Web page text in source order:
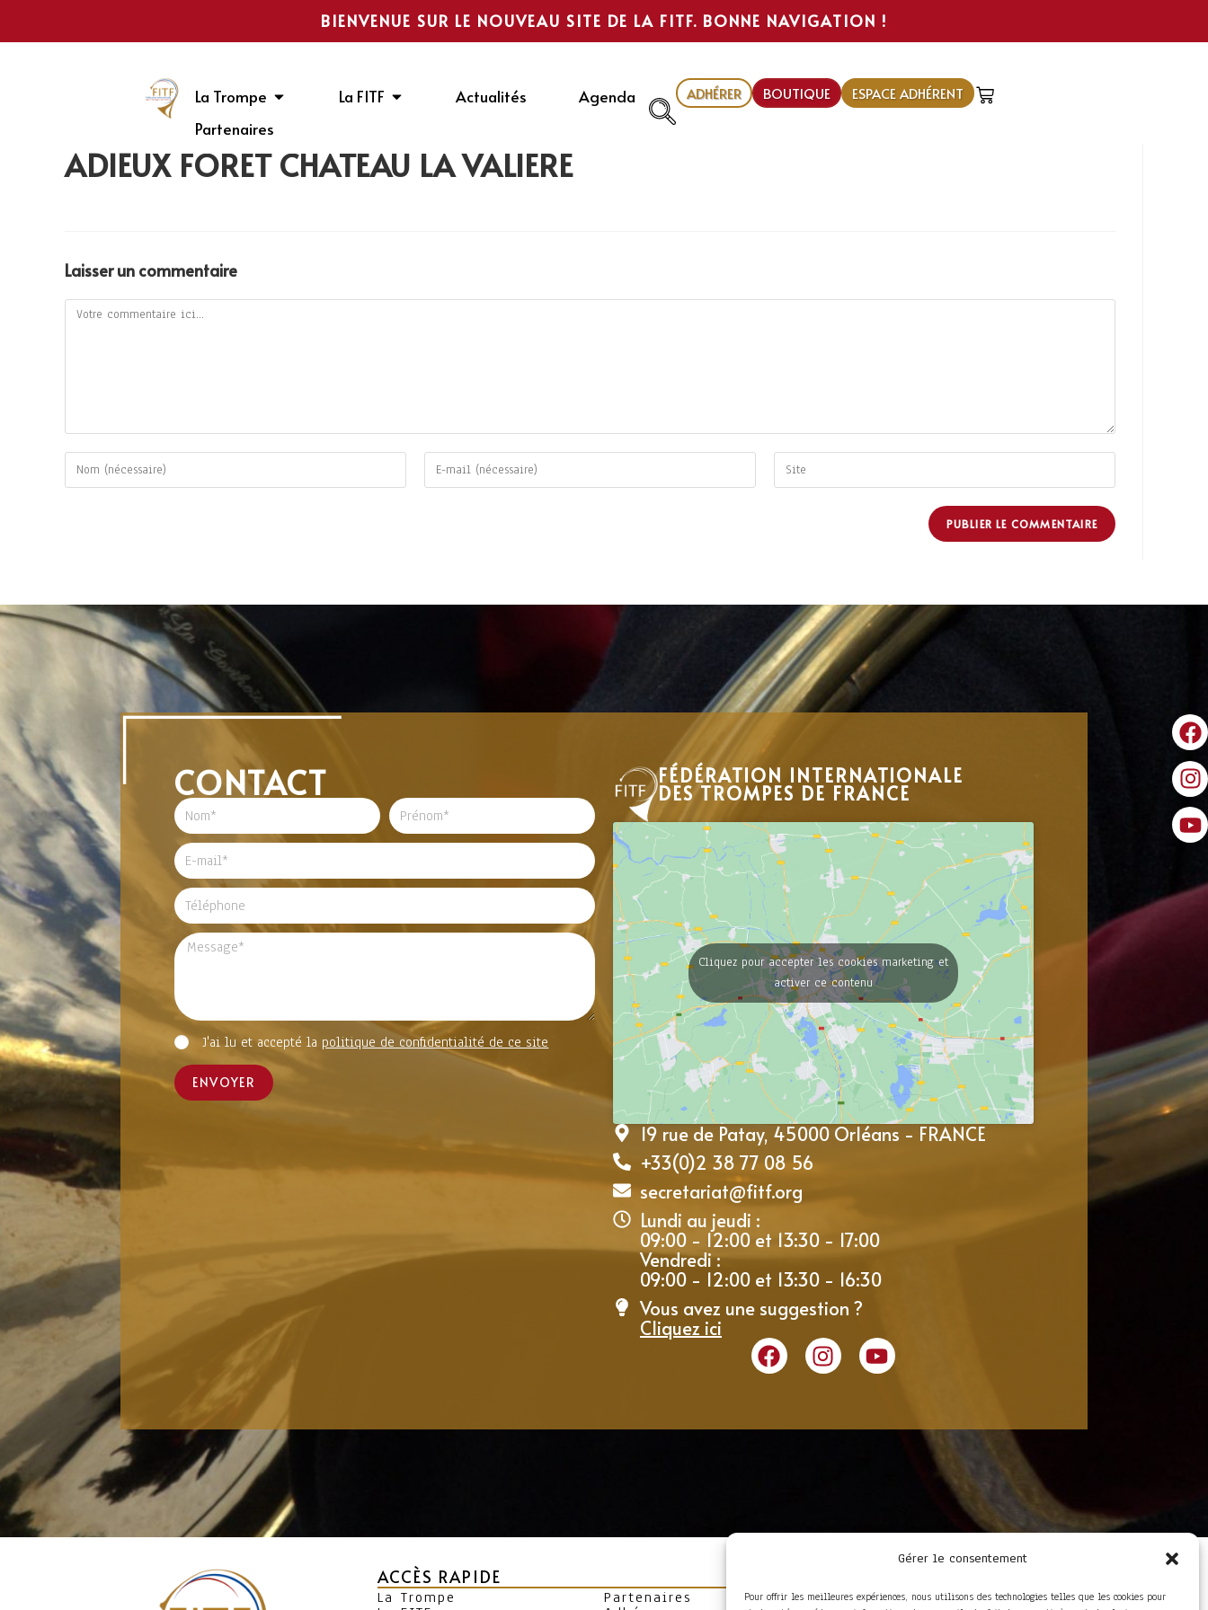
Gérer le consentement
Pour offrir les meilleures expériences, nous utilisons des technologies telles que les cookies pour
BIENVENUE SUR LE NOUVEAU SITE DE LA FITF. BONNE NAVIGATION !
La Trompe La FITF Actualités
Agenda
Partenaires
ADHÉRER BOUTIQUE ESPACE ADHÉRENT
ADIEUX FORÊT CHÂTEAU LA VALIÈRE
Laisser un commentaire
CONTACT
J'ai lu et accepté la politique de confidentialité de ce site
ENVOYER
FÉDÉRATION INTERNATIONALE
DES TROMPES DE FRANCE
Cliquez pour accepter les cookies marketing et
activer ce contenu
19 rue de Patay, 45000 Orléans - FRANCE
+33(0)2 38 77 08 56
secretariat@fitf.org
Lundi au jeudi :
09:00 - 12:00 et 13:30 - 17:00
Vendredi :
09:00 - 12:00 et 13:30 - 16:30
Vous avez une suggestion ?
Cliquez ici
ACCÈS RAPIDE
La Trompe Partenaires Foire aux questions